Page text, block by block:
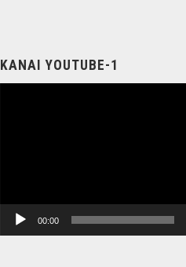
ΚΑΝΑΙ YOUTUBE-1
00:00